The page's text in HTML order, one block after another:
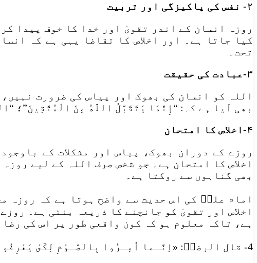
۲- نفس کی پاکیزگی اور تربیت
روزہ انسان کے اندر تقویٰ اور خدا کا خوف پیدا
کیا جاتا ہے۔ اور اخلاص کا تقاضا یہی ہے کہ
تحت۔
۳-عبادت کی حقیقت
اللہ کو انسان کی بھوک اور پیاس کی ضرورت
بھی آیا ہے کہ: “إِنَّمَا يَتَقَبَّلُ اللَّهُ مِنَ الْمُتَّقِينَ”؛
۴-اخلاص کا امتحان
روزے کے دوران بھوک، پیاس اور مشکلات کے
اخلاص کا امتحان ہے۔ جو شخص صرف اللہ کے لیے
بھی گناہوں سے روکتا ہے۔
امام علیؑ کی اس حدیث سے واضح ہوتا ہے کہ روزہ
اخلاص اور تقویٰ کو جانچنے کا ذریعہ بنتی ہے۔
ہے، تاکہ معلوم ہو کہ کون واقعی طور پر اس کی
4- قال الرضاؑ: «اِنَّـما اُمِـرُوا بِالصَّـوْمِ لِكَىْ يَعْرِفُوا أَلَمَ الْجُوْعِ وَ الْعَطَشِ فَيَسْـتَدِلُّوا عَلى فَقْرِاْلاْخِـرَةِ» ۔